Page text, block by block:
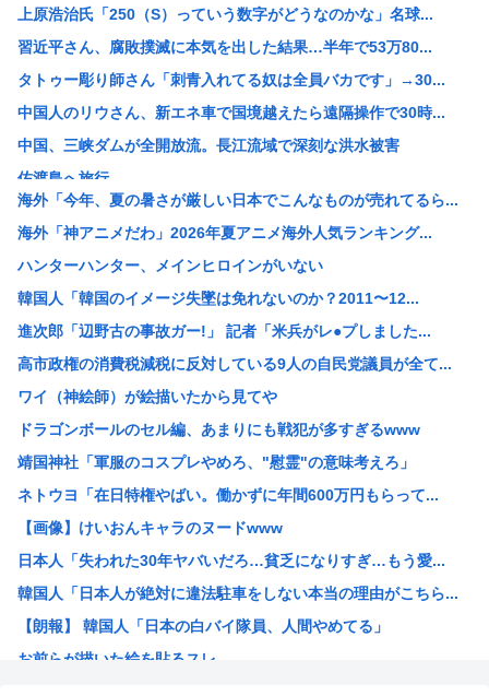
上原浩治氏「250（S）っていう数字がどうなのかな」名球...
習近平さん、腐敗撲滅に本気を出した結果…半年で53万80...
タトゥー彫り師さん「刺青入れてる奴は全員バカです」→30...
中国人のリウさん、新エネ車で国境越えたら遠隔操作で30時...
中国、三峡ダムが全開放流。長江流域で深刻な洪水被害
佐渡島へ旅行
【画像】ソープランドさん、門番4人倒さないと入れないよう...
「大阪人、一家に一台たこ焼き器」←ベルギーバージョンがコ...
【静岡】結婚式の衣装合わせに向かった夫婦「何度も何度も追...
【画像】へずま議員、被災地でめちゃくちゃ働いて老人たちを...
【悲報】原爆投下を「なかったこと」にするデマ、SNSで拡...
【画像】CANDY TUNEのJKコス、誇張抜きでレベチ...
【画像】昨日の銀だこ、88人しか買えない88円セールでク...
お昼ご飯に刺身出したら彼女の機嫌が悪くなったんだけど俺が...
シカ「全部喰った」 祭り中止
『食料自給率』の低い日本が「核兵器で国を守る！」って、頭...
元カレ4年ひきずってる。
PTA会長「PTA参加拒否した親へ最終警告。こうなっても...
【悲報】東科大医学部卒の美人YouTuber、直美で炎上...
【朗報】速水もこみちさん、４１歳になってもスーパーイケメ...
海外「今年、夏の暑さが厳しい日本でこんなものが売れてるら...
海外「神アニメだわ」2026年夏アニメ海外人気ランキング...
ハンターハンター、メインヒロインがいない
韓国人「韓国のイメージ失墜は免れないのか？2011〜12...
進次郎「辺野古の事故ガー!」 記者「米兵がレ●プしました...
高市政権の消費税減税に反対している9人の自民党議員が全て...
ワイ（神絵師）が絵描いたから見てや
ドラゴンボールのセル編、あまりにも戦犯が多すぎるwww
靖国神社「軍服のコスプレやめろ、"慰霊"の意味考えろ」
ネトウヨ「在日特権やばい。働かずに年間600万円もらって...
【画像】けいおんキャラのヌードwww
日本人「失われた30年ヤバいだろ…貧乏になりすぎ…もう愛...
韓国人「日本人が絶対に違法駐車をしない本当の理由がこちら...
【朗報】 韓国人「日本の白バイ隊員、人間やめてる」
お前らが描いた絵を貼るスレ